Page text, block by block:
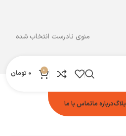
منوی نادرست انتخاب شده
0
0 تومان
بلاگدرباره ماتماس با ما